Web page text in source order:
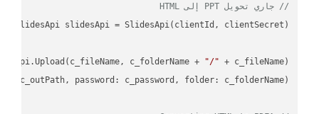
// جاري تحويل PPT إلى HTML
c_folderName +
"/"